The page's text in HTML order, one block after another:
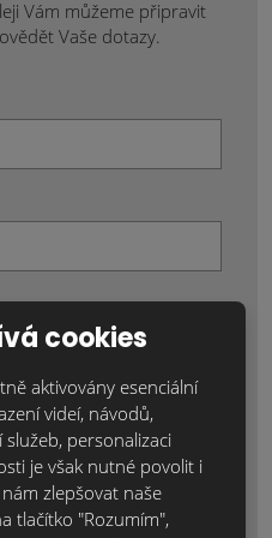
Vám můžeme připravit
Vaše dotazy.
jsou povinné.
cookies
aktivovány esenciální
videí, návodů,
personalizaci
je však nutné povolit i
zlepšovat naše
tlačítko "Rozumím",